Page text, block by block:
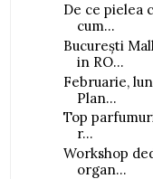
De ce pielea
cum...
București
in RO...
Februarie,
Plan...
Top
r...
Workshop
organ...